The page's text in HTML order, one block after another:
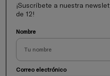
¡Suscríbete a nuestra
de 12!
Nombre
Correo electrónico